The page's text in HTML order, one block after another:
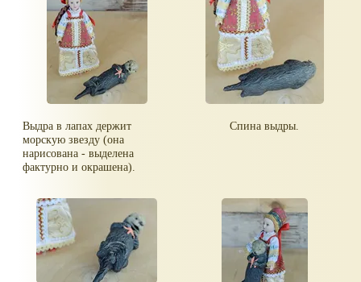
Выдра в лапах держит
морскую звезду (она
нарисована - выделена
фактурно и окрашена).
Спина выдры.